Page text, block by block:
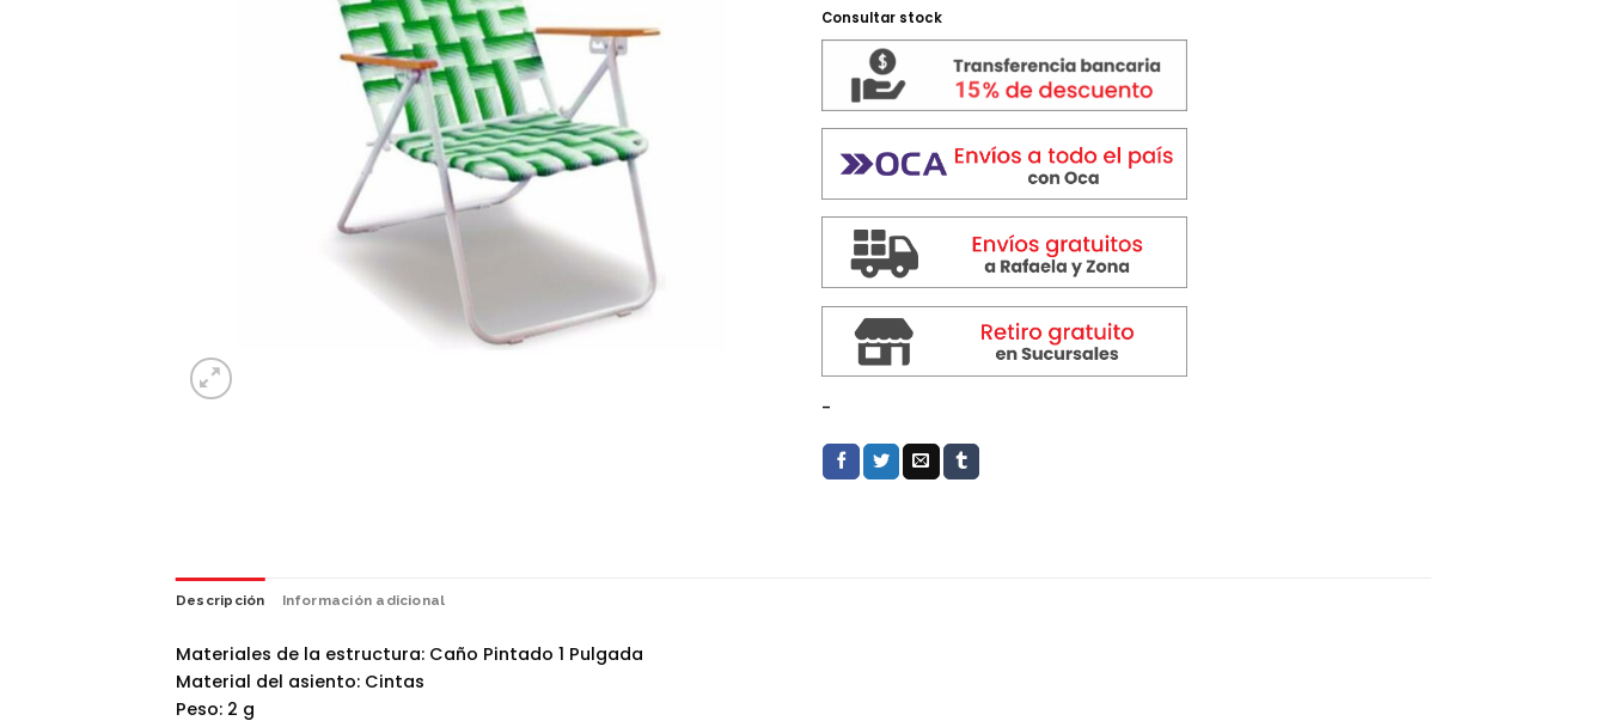
Consultar stock
-
Descripción Información adicional
Materiales de la estructura: Caño Pintado 1 Pulgada
Material del asiento: Cintas
Peso: 2 g